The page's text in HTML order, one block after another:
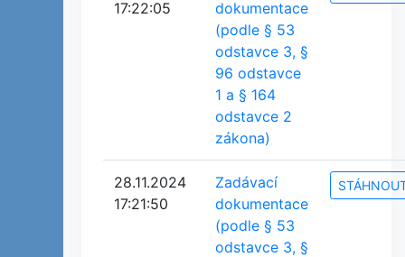
17:22:05
dokumentace
(podle § 53
odstavce 3, §
96 odstavce
1 a § 164
odstavce 2
zákona)
28.11.2024
17:21:50
Zadávací
dokumentace
(podle § 53
odstavce 3, §